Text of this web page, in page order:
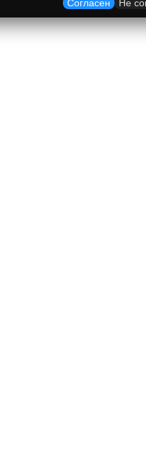
Согласен Не